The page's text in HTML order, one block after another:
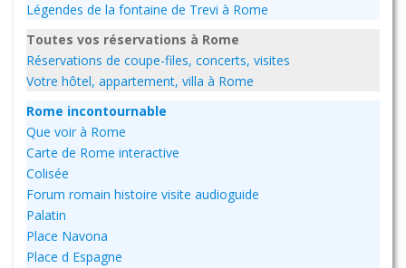
Légendes de la fontaine de Trevi à Rome
Toutes vos réservations à Rome
Réservations de coupe-files, concerts, visites
Votre hôtel, appartement, villa à Rome
Rome incontournable
Que voir à Rome
Carte de Rome interactive
Colisée
Forum romain histoire visite audioguide
Palatin
Place Navona
Place d Espagne